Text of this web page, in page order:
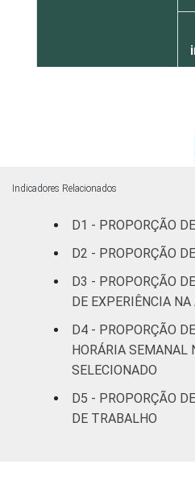
FAIXA ETÁRIA
LOCALIZAÇÃO
Base: 1.081.866
Indicadores Relacionados
D1 - PROPORÇÃO
D2 - PROPORÇÃO
D3 - PROPORÇÃO
DE EXPERIÊNCIA NA
D4 - PROPORÇÃO
HORÁRIA SEMANAL
SELECIONADO
D5 - PROPORÇÃO
DE TRABALHO